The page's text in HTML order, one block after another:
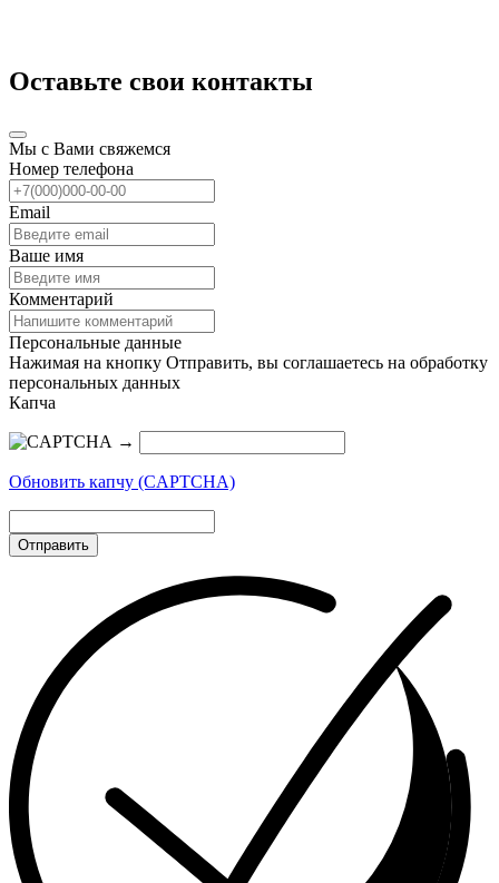
Оставьте свои контакты
Мы с Вами свяжемся
Номер телефона
Email
Ваше имя
Комментарий
Персональные данные
Нажимая на кнопку Отправить, вы соглашаетесь на обработку
персональных данных
Капча
→
Обновить капчу (CAPTCHA)
Отправить